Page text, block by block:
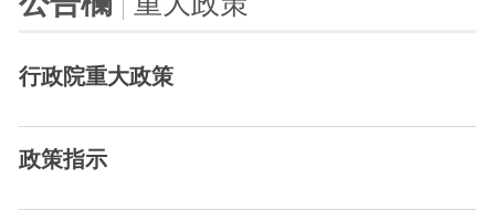
行政院重大政策
政策指示